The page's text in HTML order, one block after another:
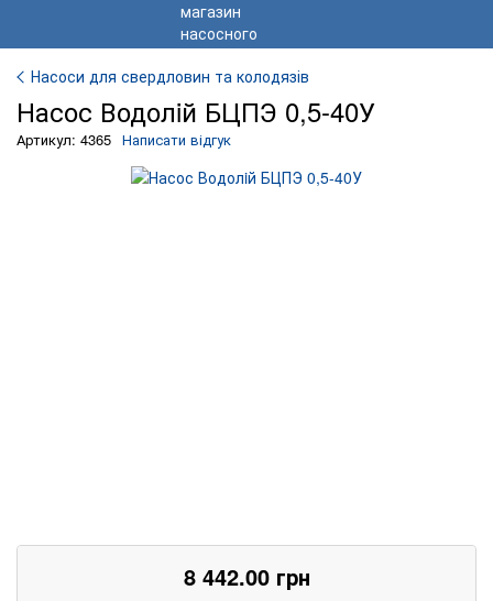
Насоси для свердловин та колодязів
Насос Водолiй БЦПЭ 0,5-40У
Артикул: 4365 Написати відгук
8 442.00грн